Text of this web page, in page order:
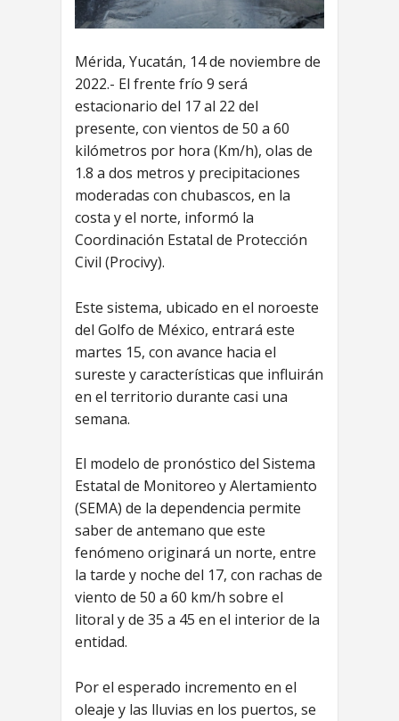
Mérida, Yucatán, 14 de noviembre de
2022.- El frente frío 9 será
estacionario del 17 al 22 del
presente, con vientos de 50 a 60
kilómetros por hora (Km/h), olas de
1.8 a dos metros y precipitaciones
moderadas con chubascos, en la
costa y el norte, informó la
Coordinación Estatal de Protección
Civil (Procivy).
Este sistema, ubicado en el noroeste
del Golfo de México, entrará este
martes 15, con avance hacia el
sureste y características que influirán
en el territorio durante casi una
semana.
El modelo de pronóstico del Sistema
Estatal de Monitoreo y Alertamiento
(SEMA) de la dependencia permite
saber de antemano que este
fenómeno originará un norte, entre
la tarde y noche del 17, con rachas de
viento de 50 a 60 km/h sobre el
litoral y de 35 a 45 en el interior de la
entidad.
Por el esperado incremento en el
oleaje y las lluvias en los puertos, se